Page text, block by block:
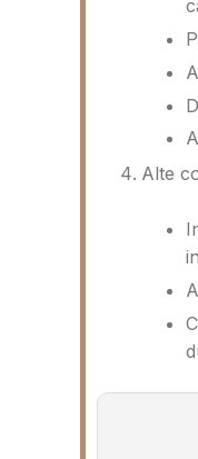
Alte